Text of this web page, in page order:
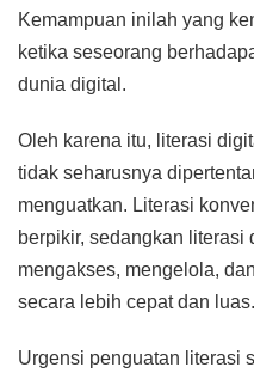
Kemampuan inilah yang
ketika seseorang
dunia digital.
Oleh karena itu, literasi
tidak seharusnya
menguatkan. Literasi
berpikir, sedangkan
mengakses, mengelola,
secara lebih cepat dan luas.
Urgensi penguatan literasi